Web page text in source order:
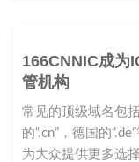
166CNNIC成为
管机构
常见的顶级域名包
的“.cn”，德国的
为大众提供更多选